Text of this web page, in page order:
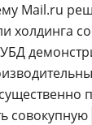
Mail.ru
холдинга
совокупную